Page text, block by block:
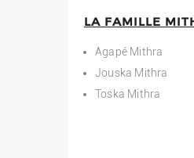
LA FAMILLE
Agapé Mithra
Jouska Mithra
Toska Mithra